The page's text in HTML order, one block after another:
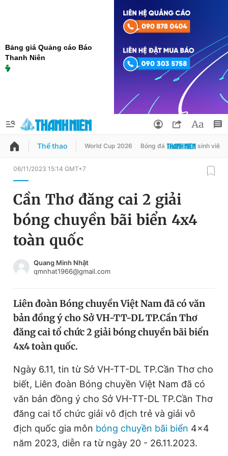
Bảng giá Quảng cáo Báo
Thanh Niên
QUẢNG CÁO ĐẶT BÁO
Chuyên mục
Chuyên mục khác
Chào ngày mới
Video Magazine
Sản phẩm khác
Tiện ích Bạn cần biết
Thông tin tòa soạn Liên hệ quảng cáo
Đổi mật khẩu
Tin đã lưu
Tin đã xem
Đăng xuất
Thể thao World Cup 2026 Bóng đá sinh viên
06/11/2023 15:14 GMT+7
Cần Thơ đăng cai 2 giải
bóng chuyền bãi biển 4x4
toàn quốc
Quang Minh Nhật
qmnhat1966@gmail.com
Liên đoàn Bóng chuyền Việt Nam đã có văn
bản đồng ý cho Sở VH-TT-DL TP.Cần Thơ
đăng cai tổ chức 2 giải bóng chuyền bãi biển
4x4 toàn quốc.
Ngày 6.11, tin từ Sở VH-TT-DL TP.Cần Thơ cho
biết, Liên đoàn Bóng chuyền Việt Nam đã có
văn bản đồng ý cho Sở VH-TT-DL TP.Cần Thơ
đăng cai tổ chức giải vô địch trẻ và giải vô
địch quốc gia môn bóng chuyền bãi biển 4x4
năm 2023, diễn ra từ ngày 20 - 26.11.2023.